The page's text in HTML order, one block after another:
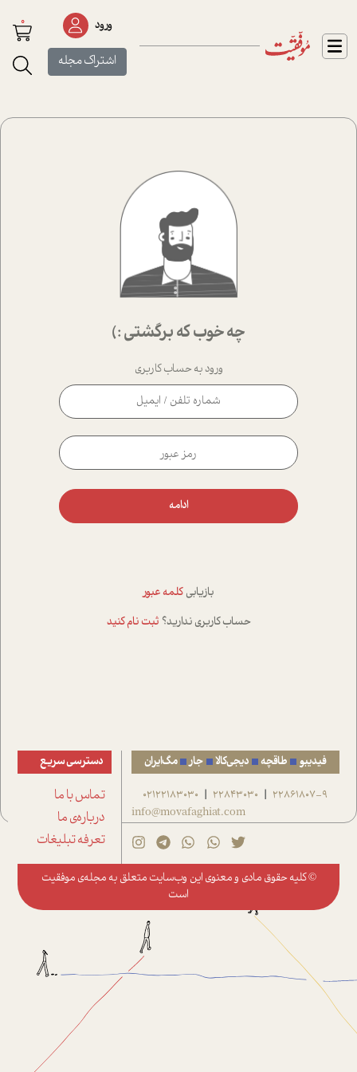
ورود
اشتراک مجله
0
چه خوب که برگشتی :)
ورود به حساب کاربری
ادامه
بازیابی کلمه عبور
حساب کاربری ندارید؟ ثبت نام کنید
فیدیبو طاقچه دیجی‌کالا جار مگ‌ایران
22861807-9
|
22843030
|
02122183030
info@movafaghiat.com
دسترسی سریع
تماس با ما
درباره‌ی ما
تعرفه تبلیغات
© کلیه حقوق مادی و معنوی این وب‌سایت متعلق به مجله‌ی موفقیت
است